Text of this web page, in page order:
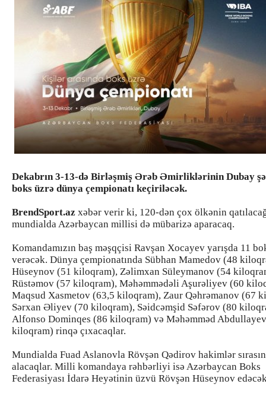
Dekabrın 3-13-də Birləşmiş Ərəb Əmirliklərinin Dubay
boks üzrə dünya çempionatı keçiriləcək.
BrendSport.az xəbər verir ki, 120-dən çox ölkənin
mundialda Azərbaycan millisi də mübarizə aparacaq.
Komandamızın baş məşqçisi Ravşan Xocayev yarışda 11
verəcək. Dünya çempionatında Sübhan Mamedov (48
Hüseynov (51 kiloqram), Zəlimxan Süleymanov (54
Rüstəmov (57 kiloqram), Məhəmmədəli Aşurəliyev (60
Maqsud Xasmetov (63,5 kiloqram), Zaur Qəhrəmanov (67
Sərxan Əliyev (70 kiloqram), Səidcəmşid Səfərov (80
Alfonso Dominqes (86 kiloqram) və Məhəmməd
kiloqram) rinqə çıxacaqlar.
Mundialda Fuad Aslanovla Rövşən Qədirov hakimlər
alacaqlar. Milli komandaya rəhbərliyi isə Azərbaycan Boks
Federasiyası İdarə Heyətinin üzvü Rövşən Hüseynov